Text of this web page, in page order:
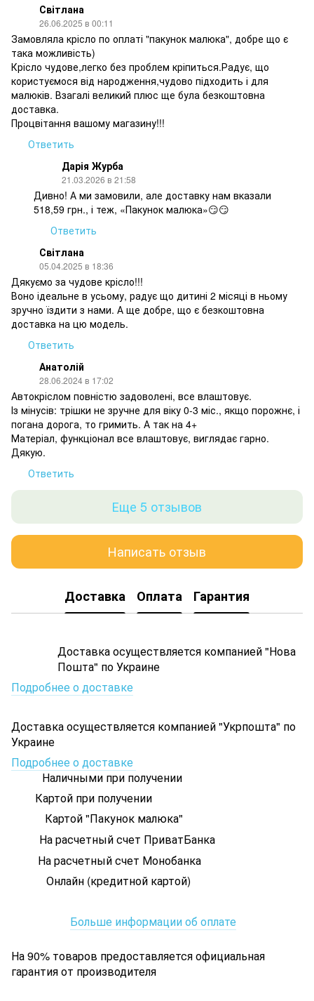
Світлана
26.06.2025 в 00:11
Замовляла крісло по оплаті "пакунок малюка", добре що є
така можливість)
Крісло чудове,легко без проблем кріпиться.Радує, що
користуємося від народження,чудово підходить і для
малюків. Взагалі великий плюс ще була безкоштовна
доставка.
Процвітання вашому магазину!!!
Ответить
Дарія Журба
21.03.2026 в 21:58
Дивно! А ми замовили, але доставку нам вказали
518,59 грн., і теж, «Пакунок малюка»😏😏
Ответить
Світлана
05.04.2025 в 18:36
Дякуємо за чудове крісло!!!
Воно ідеальне в усьому, радує що дитині 2 місяці в ньому
зручно їздити з нами. А ще добре, що є безкоштовна
доставка на цю модель.
Ответить
Анатолій
28.06.2024 в 17:02
Автокріслом повністю задоволені, все влаштовує.
Із мінусів: трішки не зручне для віку 0-3 міс., якщо порожнє, і
погана дорога, то гримить. А так на 4+
Матеріал, функціонал все влаштовує, виглядає гарно.
Дякую.
Ответить
Еще 5 отзывов
Написать отзыв
Доставка Оплата Гарантия
Доставка осуществляется компанией "Нова
Пошта" по Украине
Подробнее о доставке
Доставка осуществляется компанией "Укрпошта" по
Украине
Подробнее о доставке
Наличными при получении
Картой при получении
Картой "Пакунок малюка"
На расчетный счет ПриватБанка
На расчетный счет Монобанка
Онлайн (кредитной картой)
Больше информации об оплате
На 90% товаров предоставляется официальная
гарантия от производителя